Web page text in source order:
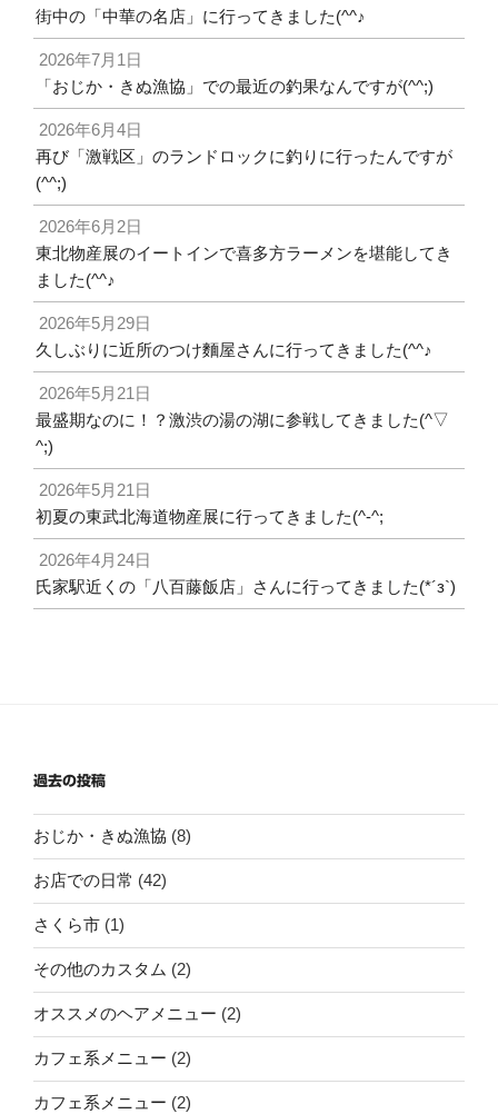
街中の「中華の名店」に行ってきました(^^♪
2026年7月1日
「おじか・きぬ漁協」での最近の釣果なんですが(^^;)
2026年6月4日
再び「激戦区」のランドロックに釣りに行ったんですが
(^^;)
2026年6月2日
東北物産展のイートインで喜多方ラーメンを堪能してき
ました(^^♪
2026年5月29日
久しぶりに近所のつけ麵屋さんに行ってきました(^^♪
2026年5月21日
最盛期なのに！？激渋の湯の湖に参戦してきました(^▽
^;)
2026年5月21日
初夏の東武北海道物産展に行ってきました(^-^;
2026年4月24日
氏家駅近くの「八百藤飯店」さんに行ってきました(*´з`)
過去の投稿
おじか・きぬ漁協 (8)
お店での日常 (42)
さくら市 (1)
その他のカスタム (2)
オススメのヘアメニュー (2)
カフェ系メニュー (2)
カフェ系メニュー (2)